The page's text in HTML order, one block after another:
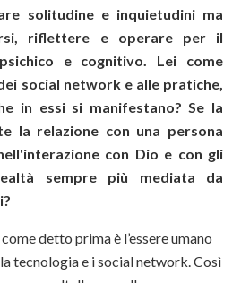
solitudine e inquietudini ma
riflettere e operare per il
e cognitivo. Lei come
social network e alle pratiche,
in essi si manifestano? Se la
la relazione con una persona
con Dio e con gli
sempre più mediata da
detto prima è l’essere umano
tecnologia e i social network. Così